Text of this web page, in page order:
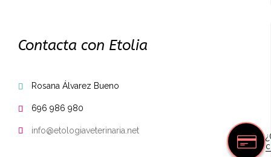
Contacta con Etolia
 Rosana Álvarez Bueno
 696 986 980
 info@etologiaveterinaria.net